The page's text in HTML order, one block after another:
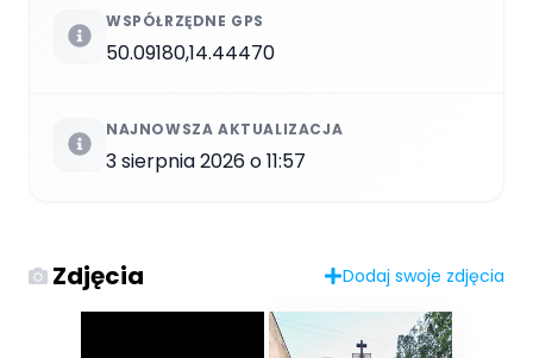
WSPÓŁRZĘDNE GPS
50.09180,14.44470
NAJNOWSZA AKTUALIZACJA
3 sierpnia 2026 o 11:57
Zdjęcia Dodaj swoje zdjęcia